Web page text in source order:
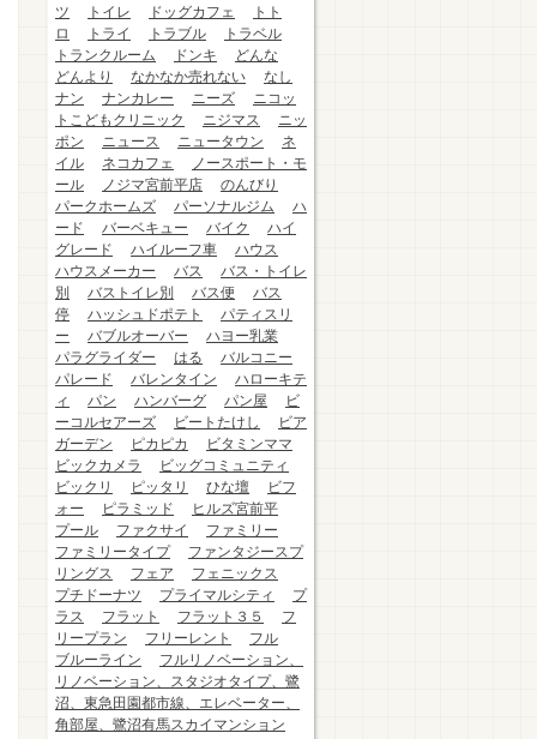
ツ
トイレ ドッグカフェ
トト
ロ
トライ トラブル
トラベル
トランクルーム
ドンキ
どんな
どんより
なかなか売れない
なし
ナン
ナンカレー ニーズ
ニコッ
トこどもクリニック
ニジマス
ニッ
ポン
ニュース ニュータウン
ネ
イル
ネコカフェ
ノースポート・モ
ール
ノジマ宮前平店
のんびり
パークホームズ
パーソナルジム
ハ
ード
バーベキュー バイク
ハイ
グレード
ハイルーフ車
ハウス
ハウスメーカー
バス
バス・トイレ
別
バストイレ別 バス便
バス
停
ハッシュドポテト
パティスリ
ー
バブルオーバー
ハヨー乳業
パラグライダー
はる
バルコニー
パレード
バレンタイン
ハローキテ
ィ
パン ハンバーグ パン屋
ビ
ーコルセアーズ
ビートたけし
ビア
ガーデン
ピカピカ
ビタミンママ
ビックカメラ
ビッグコミュニティ
ビックリ
ピッタリ ひな壇
ビフ
ォー
ピラミッド
ヒルズ宮前平
プール
ファクサイ
ファミリー
ファミリータイプ
ファンタジースプ
リングス
フェア
フェニックス
プチドーナツ
プライマルシティ
プ
ラス
フラット フラット３５
フ
リープラン
フリーレント
フル
ブルーライン
フルリノベーション、
リノベーション、スタジオタイプ、鷺
沼、東急田園都市線、エレベーター、
角部屋、鷺沼有馬スカイマンション